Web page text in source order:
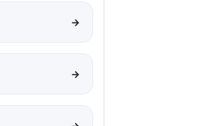
→
→